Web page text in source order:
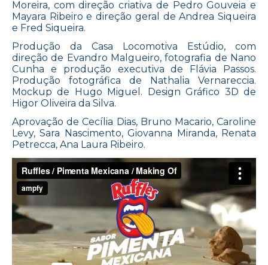
Moreira, com direção criativa de Pedro Gouveia e
Mayara Ribeiro e direção geral de Andrea Siqueira
e Fred Siqueira.
Produção da Casa Locomotiva Estúdio, com
direção de Evandro Malgueiro, fotografia de Nano
Cunha e produção executiva de Flávia Passos.
Produção fotográfica de Nathalia Vernareccia.
Mockup de Hugo Miguel. Design Gráfico 3D de
Higor Oliveira da Silva.
Aprovação de Cecília Dias, Bruno Macario, Caroline
Levy, Sara Nascimento, Giovanna Miranda, Renata
Petrecca, Ana Laura Ribeiro.